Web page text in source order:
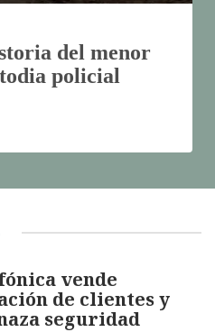
del menor
policial
vende
de clientes y
seguridad